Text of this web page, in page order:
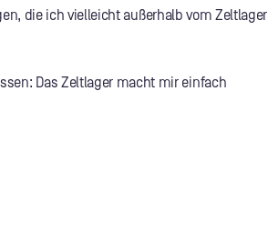
die ich vielleicht außerhalb vom Zeltlager
Das Zeltlager macht mir einfach